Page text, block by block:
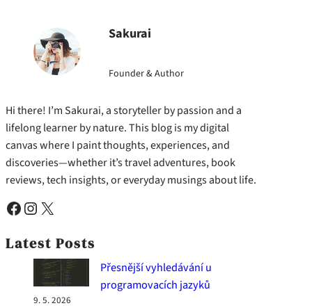
Sakurai
Founder & Author
Hi there! I’m Sakurai, a storyteller by passion and a
lifelong learner by nature. This blog is my digital
canvas where I paint thoughts, experiences, and
discoveries—whether it’s travel adventures, book
reviews, tech insights, or everyday musings about life.
Facebook Instagram X
Latest Posts
Přesnější vyhledávání u
programovacích jazyků
9. 5. 2026